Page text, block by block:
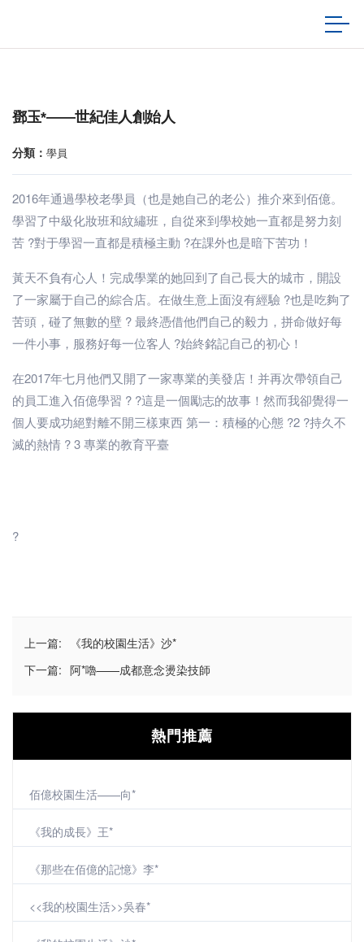
鄧玉*——世紀佳人創始人
分類： 學員
2016年通過學校老學員（也是她自己的老公）推介來到佰億。
學習了中級化妝班和紋繡班，自從來到學校她一直都是努力刻
苦 ?對于學習一直都是積極主動 ?在課外也是暗下苦功！
黃天不負有心人！完成學業的她回到了自己長大的城市，開設
了一家屬于自己的綜合店。在做生意上面沒有經驗 ?也是吃夠了
苦頭，碰了無數的壁 ? 最終憑借他們自己的毅力，拼命做好每
一件小事，服務好每一位客人 ?始終銘記自己的初心！
在2017年七月他們又開了一家專業的美發店！并再次帶領自己
的員工進入佰億學習 ? ?這是一個勵志的故事！然而我卻覺得一
個人要成功絕對離不開三樣東西 第一：積極的心態 ?2 ?持久不
滅的熱情 ? 3 專業的教育平臺
?
上一篇:
《我的校園生活》沙*
下一篇: 阿*嚕——成都意念燙染技師
熱門推薦
佰億校園生活——向*
《我的成長》王*
《那些在佰億的記憶》李*
<<我的校園生活>>吳春*